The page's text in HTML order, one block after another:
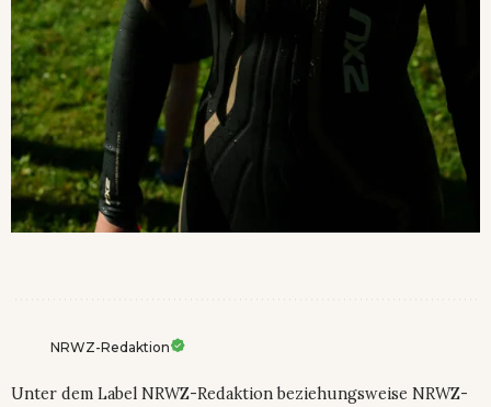
NRWZ-Redaktion
Unter dem Label NRWZ-Redaktion beziehungsweise NRWZ-